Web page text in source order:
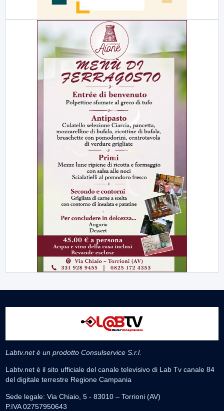
Labtv.net è un prodotto Consulservice S.r.l.
Labtv.net è il sito ufficiale del canale televisivo di Lab Tv canale 84
del digitale terrestre Regione Campania
Sede legale: Via Chiaio, 5 - 83010 – Torrioni (AV)
P.IVA 02757950643